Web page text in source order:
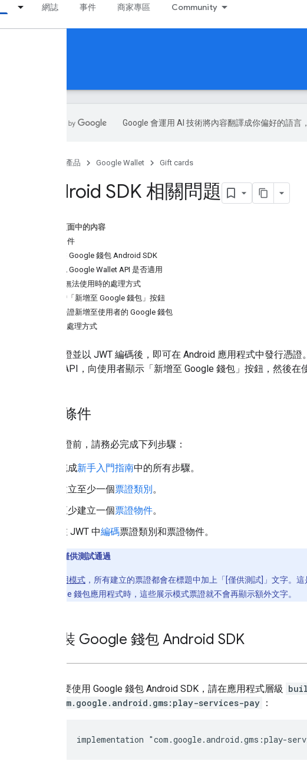
網誌 事件 商家專區 Community
Google 會運用 AI 技術將內容翻譯成你偏好的語言
產品 Google Wallet Gift cards
Android SDK 相關問題
這個頁面中的內容
必要條件
1. 安裝 Google 錢包 Android SDK
2. 確認 Google Wallet API 是否適用
API 無法使用時的處理方式
3. 新增「新增至 Google 錢包」按鈕
4. 將憑證新增至使用者的 Google 錢包
結果處理方式
建立憑證並以 JWT 編碼後，即可在 Android 應用程式中發行憑
Wallet API，向使用者顯示「新增至 Google 錢包」按鈕，然後
必要條件
發行票證前，請務必完成下列步驟：
完成新手入門指南中的所有步驟。
建立至少一個票證類別。
至少建立一個票證物件。
在 JWT 中編碼票證類別和票證物件。
示範模式/僅供測試通過
試用模式 ，所有建立的票證都會在標題中加上「[僅供測試]」文字。
重新開啟 Google 錢包應用程式時，這些展示模式票證就不會再顯示額外文字。
安裝 Google 錢包 Android SDK
如要使用 Google 錢包 Android SDK，請在應用程式層級
com.google.android.gms:play-services-pay ：